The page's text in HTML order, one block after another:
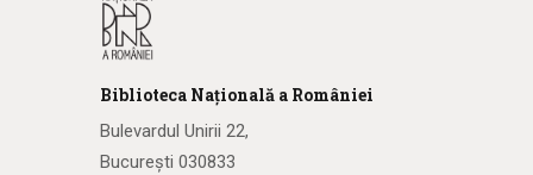
Biblioteca Națională a României
Bulevardul Unirii 22,
București 030833